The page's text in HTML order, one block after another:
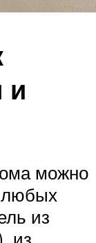
и
можно
любых
из